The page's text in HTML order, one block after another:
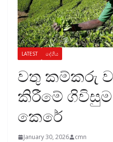
LATEST දේශීය
වතු කම්කරු
කිරීමේ
කෙරේ
January 30, 2026 cmn